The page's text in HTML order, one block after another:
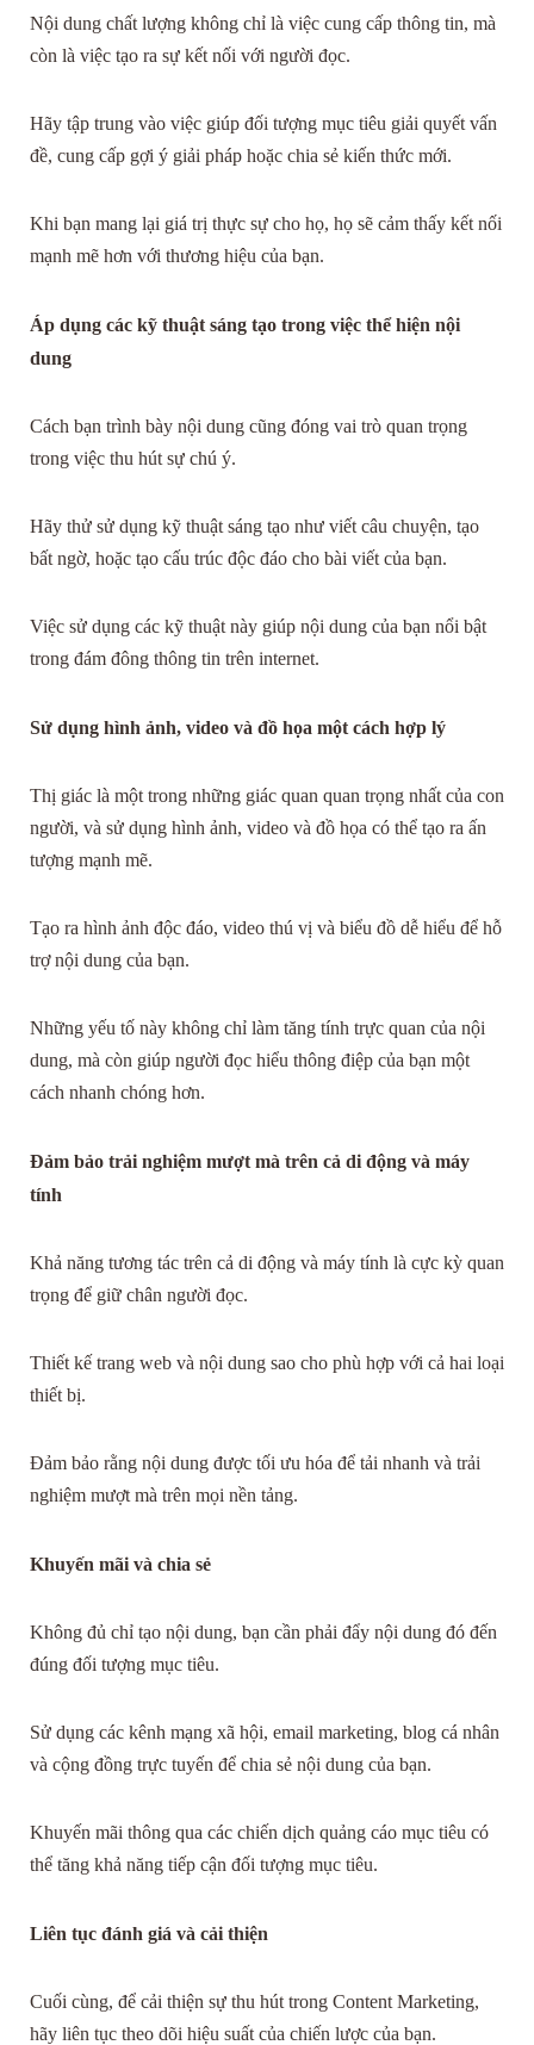
Nội dung chất lượng không chỉ là việc cung cấp thông tin, mà
còn là việc tạo ra sự kết nối với người đọc.
Hãy tập trung vào việc giúp đối tượng mục tiêu giải quyết vấn
đề, cung cấp gợi ý giải pháp hoặc chia sẻ kiến thức mới.
Khi bạn mang lại giá trị thực sự cho họ, họ sẽ cảm thấy kết nối
mạnh mẽ hơn với thương hiệu của bạn.
Áp dụng các kỹ thuật sáng tạo trong việc thể hiện nội
dung
Cách bạn trình bày nội dung cũng đóng vai trò quan trọng
trong việc thu hút sự chú ý.
Hãy thử sử dụng kỹ thuật sáng tạo như viết câu chuyện, tạo
bất ngờ, hoặc tạo cấu trúc độc đáo cho bài viết của bạn.
Việc sử dụng các kỹ thuật này giúp nội dung của bạn nổi bật
trong đám đông thông tin trên internet.
Sử dụng hình ảnh, video và đồ họa một cách hợp lý
Thị giác là một trong những giác quan quan trọng nhất của con
người, và sử dụng hình ảnh, video và đồ họa có thể tạo ra ấn
tượng mạnh mẽ.
Tạo ra hình ảnh độc đáo, video thú vị và biểu đồ dễ hiểu để hỗ
trợ nội dung của bạn.
Những yếu tố này không chỉ làm tăng tính trực quan của nội
dung, mà còn giúp người đọc hiểu thông điệp của bạn một
cách nhanh chóng hơn.
Đảm bảo trải nghiệm mượt mà trên cả di động và máy
tính
Khả năng tương tác trên cả di động và máy tính là cực kỳ quan
trọng để giữ chân người đọc.
Thiết kế trang web và nội dung sao cho phù hợp với cả hai loại
thiết bị.
Đảm bảo rằng nội dung được tối ưu hóa để tải nhanh và trải
nghiệm mượt mà trên mọi nền tảng.
Khuyến mãi và chia sẻ
Không đủ chỉ tạo nội dung, bạn cần phải đẩy nội dung đó đến
đúng đối tượng mục tiêu.
Sử dụng các kênh mạng xã hội, email marketing, blog cá nhân
và cộng đồng trực tuyến để chia sẻ nội dung của bạn.
Khuyến mãi thông qua các chiến dịch quảng cáo mục tiêu có
thể tăng khả năng tiếp cận đối tượng mục tiêu.
Liên tục đánh giá và cải thiện
Cuối cùng, để cải thiện sự thu hút trong Content Marketing,
hãy liên tục theo dõi hiệu suất của chiến lược của bạn.